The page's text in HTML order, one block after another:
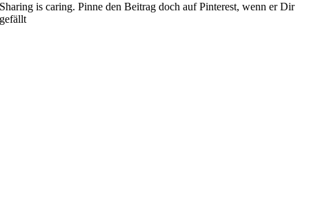
Sharing is caring. Pinne den Beitrag doch auf Pinterest, wenn er Dir
gefällt